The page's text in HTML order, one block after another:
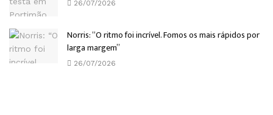
26/07/2026
Norris: “O ritmo foi incrível. Fomos os mais rápidos por
larga margem”
26/07/2026